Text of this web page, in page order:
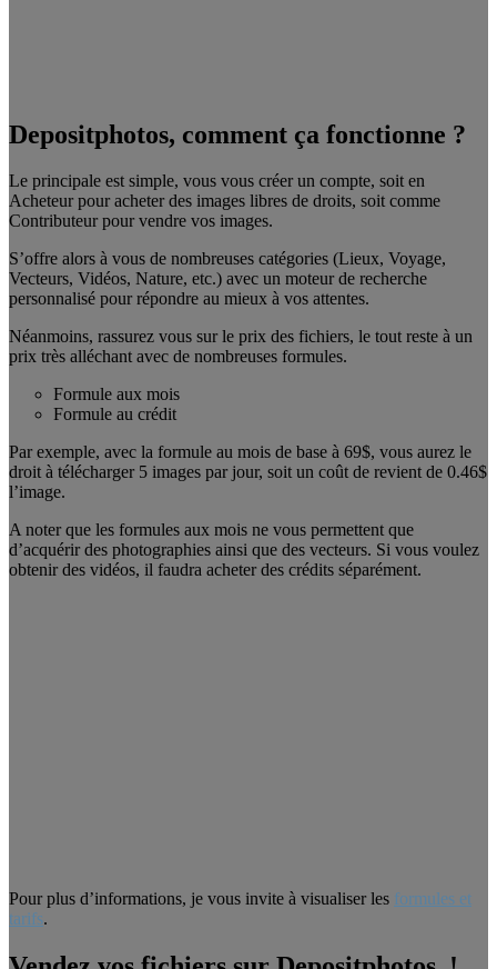
Depositphotos, comment ça fonctionne ?
Le principale est simple, vous vous créer un compte, soit en
Acheteur pour acheter des images libres de droits, soit comme
Contributeur pour vendre vos images.
S’offre alors à vous de nombreuses catégories (Lieux, Voyage,
Vecteurs, Vidéos, Nature, etc.) avec un moteur de recherche
personnalisé pour répondre au mieux à vos attentes.
Néanmoins, rassurez vous sur le prix des fichiers, le tout reste à un
prix très alléchant avec de nombreuses formules.
Formule aux mois
Formule au crédit
Par exemple, avec la formule au mois de base à 69$, vous aurez le
droit à télécharger 5 images par jour, soit un coût de revient de 0.46$
l’image.
A noter que les formules aux mois ne vous permettent que
d’acquérir des photographies ainsi que des vecteurs. Si vous voulez
obtenir des vidéos, il faudra acheter des crédits séparément.
Pour plus d’informations, je vous invite à visualiser les formules et
tarifs.